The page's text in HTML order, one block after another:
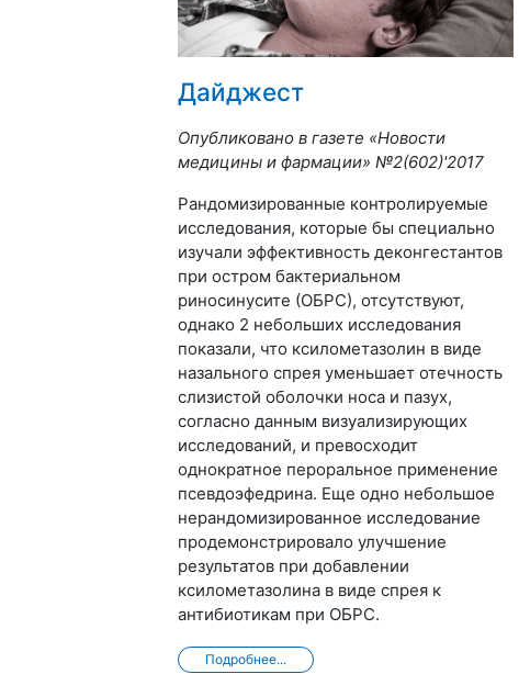
Дайджест
Опубликовано в газете «Новости
медицины и фармации» №2(602)'2017
Рандомизированные контролируемые
исследования, которые бы специально
изучали эффективность деконгестантов
при остром бактериальном
риносинусите (ОБРС), отсутствуют,
однако 2 небольших исследования
показали, что ксилометазолин в виде
назального спрея уменьшает отечность
слизистой оболочки носа и пазух,
согласно данным визуализирующих
исследований, и превосходит
однократное пероральное применение
псевдоэфедрина. Еще одно небольшое
нерандомизированное исследование
продемонстрировало улучшение
результатов при добавлении
ксилометазолина в виде спрея к
антибиотикам при ОБРС.
Подробнее...